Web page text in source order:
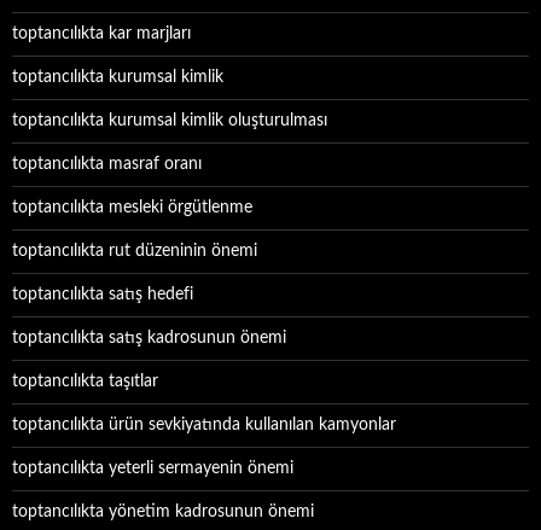
toptancılıkta kar marjları
toptancılıkta kurumsal kimlik
toptancılıkta kurumsal kimlik oluşturulması
toptancılıkta masraf oranı
toptancılıkta mesleki örgütlenme
toptancılıkta rut düzeninin önemi
toptancılıkta satış hedefi
toptancılıkta satış kadrosunun önemi
toptancılıkta taşıtlar
toptancılıkta ürün sevkiyatında kullanılan kamyonlar
toptancılıkta yeterli sermayenin önemi
toptancılıkta yönetim kadrosunun önemi